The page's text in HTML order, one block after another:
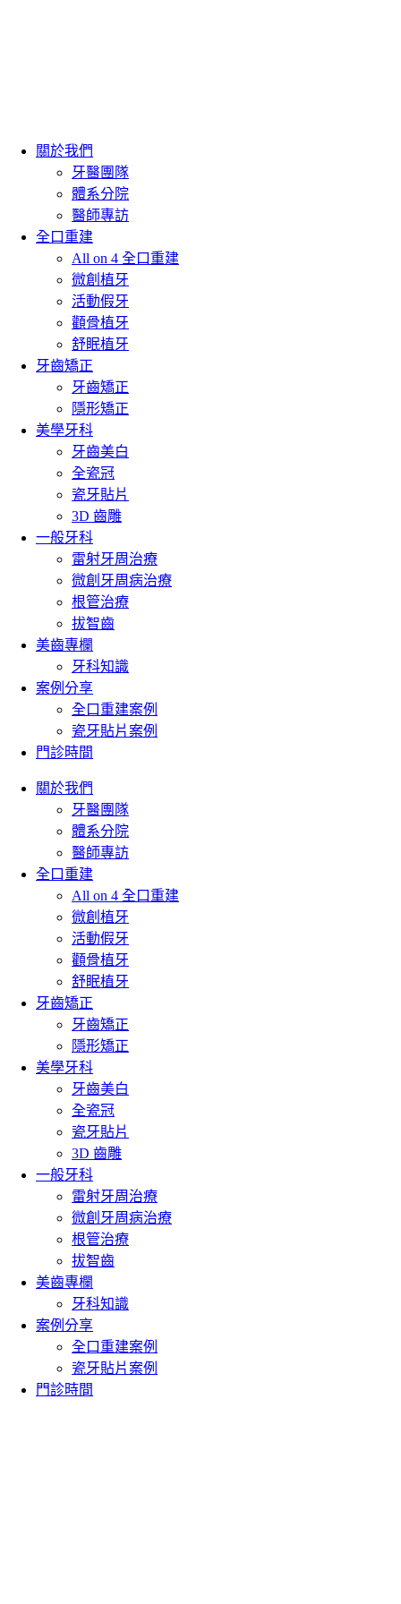
關於我們
牙醫團隊
體系分院
醫師專訪
全口重建
All on 4 全口重建
微創植牙
活動假牙
顴骨植牙
舒眠植牙
牙齒矯正
牙齒矯正
隱形矯正
美學牙科
牙齒美白
全瓷冠
瓷牙貼片
3D 齒雕
一般牙科
雷射牙周治療
微創牙周病治療
根管治療
拔智齒
美齒專欄
牙科知識
案例分享
全口重建案例
瓷牙貼片案例
門診時間
關於我們
牙醫團隊
體系分院
醫師專訪
全口重建
All on 4 全口重建
微創植牙
活動假牙
顴骨植牙
舒眠植牙
牙齒矯正
牙齒矯正
隱形矯正
美學牙科
牙齒美白
全瓷冠
瓷牙貼片
3D 齒雕
一般牙科
雷射牙周治療
微創牙周病治療
根管治療
拔智齒
美齒專欄
牙科知識
案例分享
全口重建案例
瓷牙貼片案例
門診時間